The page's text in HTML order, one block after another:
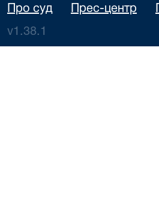
Про суд Прес-центр
v1.38.1